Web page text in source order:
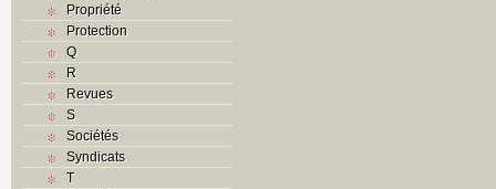
Propriété
Protection
Q
R
Revues
S
Sociétés
Syndicats
T